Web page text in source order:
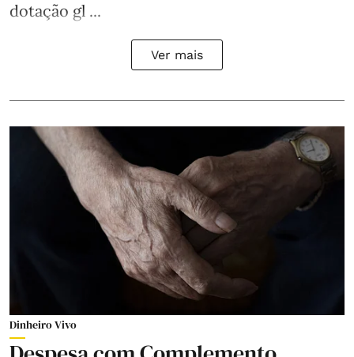
dotação gl ...
Ver mais
Dinheiro Vivo